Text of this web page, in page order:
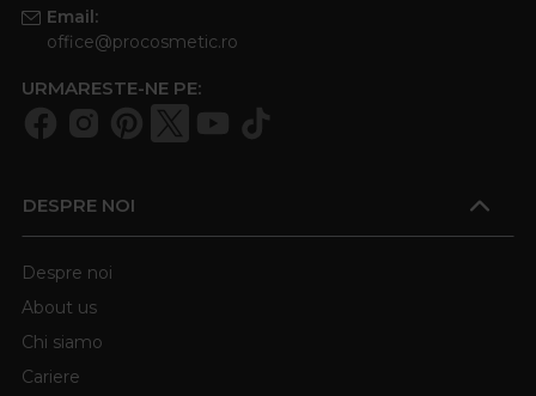
Email:
office@procosmetic.ro
URMARESTE-NE PE:
DESPRE NOI
Despre noi
About us
Chi siamo
Cariere